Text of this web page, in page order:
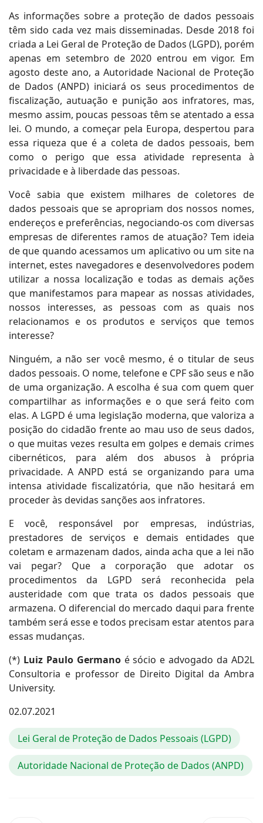
As informações sobre a proteção de dados pessoais
têm sido cada vez mais disseminadas. Desde 2018 foi
criada a Lei Geral de Proteção de Dados (LGPD), porém
apenas em setembro de 2020 entrou em vigor. Em
agosto deste ano, a Autoridade Nacional de Proteção
de Dados (ANPD) iniciará os seus procedimentos de
fiscalização, autuação e punição aos infratores, mas,
mesmo assim, poucas pessoas têm se atentado a essa
lei. O mundo, a começar pela Europa, despertou para
essa riqueza que é a coleta de dados pessoais, bem
como o perigo que essa atividade representa à
privacidade e à liberdade das pessoas.
Você sabia que existem milhares de coletores de
dados pessoais que se apropriam dos nossos nomes,
endereços e preferências, negociando-os com diversas
empresas de diferentes ramos de atuação? Tem ideia
de que quando acessamos um aplicativo ou um site na
internet, estes navegadores e desenvolvedores podem
utilizar a nossa localização e todas as demais ações
que manifestamos para mapear as nossas atividades,
nossos interesses, as pessoas com as quais nos
relacionamos e os produtos e serviços que temos
interesse?
Ninguém, a não ser você mesmo, é o titular de seus
dados pessoais. O nome, telefone e CPF são seus e não
de uma organização. A escolha é sua com quem quer
compartilhar as informações e o que será feito com
elas. A LGPD é uma legislação moderna, que valoriza a
posição do cidadão frente ao mau uso de seus dados,
o que muitas vezes resulta em golpes e demais crimes
cibernéticos, para além dos abusos à própria
privacidade. A ANPD está se organizando para uma
intensa atividade fiscalizatória, que não hesitará em
proceder às devidas sanções aos infratores.
E você, responsável por empresas, indústrias,
prestadores de serviços e demais entidades que
coletam e armazenam dados, ainda acha que a lei não
vai pegar? Que a corporação que adotar os
procedimentos da LGPD será reconhecida pela
austeridade com que trata os dados pessoais que
armazena. O diferencial do mercado daqui para frente
também será esse e todos precisam estar atentos para
essas mudanças.
(*) Luiz Paulo Germanoé sócio e advogado da AD2L
Consultoria e professor de Direito Digital da Ambra
University.
02.07.2021
Lei Geral de Proteção de Dados Pessoais (LGPD)
Autoridade Nacional de Proteção de Dados (ANPD)